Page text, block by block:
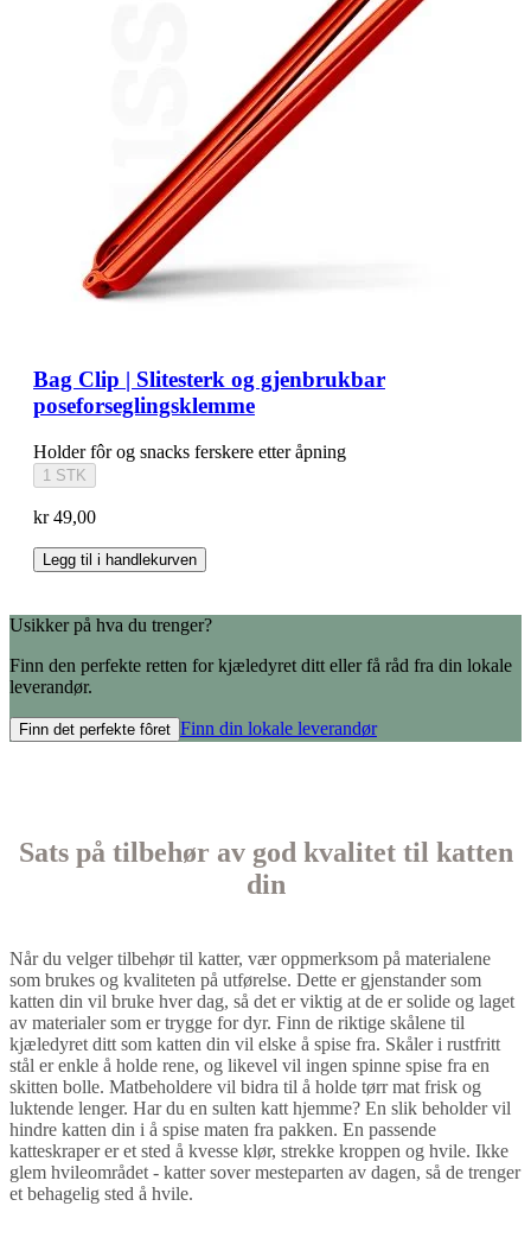
Bag Clip | Slitesterk og gjenbrukbar
poseforseglingsklemme
Holder fôr og snacks ferskere etter åpning
1 STK
kr 49,00
Legg til i handlekurven
Usikker på hva du trenger?
Finn den perfekte retten for kjæledyret ditt eller få råd fra din lokale
leverandør.
Finn det perfekte fôret Finn din lokale leverandør
Sats på tilbehør av god kvalitet til katten
din
Når du velger tilbehør til katter, vær oppmerksom på materialene
som brukes og kvaliteten på utførelse. Dette er gjenstander som
katten din vil bruke hver dag, så det er viktig at de er solide og laget
av materialer som er trygge for dyr. Finn de riktige skålene til
kjæledyret ditt som katten din vil elske å spise fra. Skåler i rustfritt
stål er enkle å holde rene, og likevel vil ingen spinne spise fra en
skitten bolle. Matbeholdere vil bidra til å holde tørr mat frisk og
luktende lenger. Har du en sulten katt hjemme? En slik beholder vil
hindre katten din i å spise maten fra pakken. En passende
katteskraper er et sted å kvesse klør, strekke kroppen og hvile. Ikke
glem hvileområdet - katter sover mesteparten av dagen, så de trenger
et behagelig sted å hvile.